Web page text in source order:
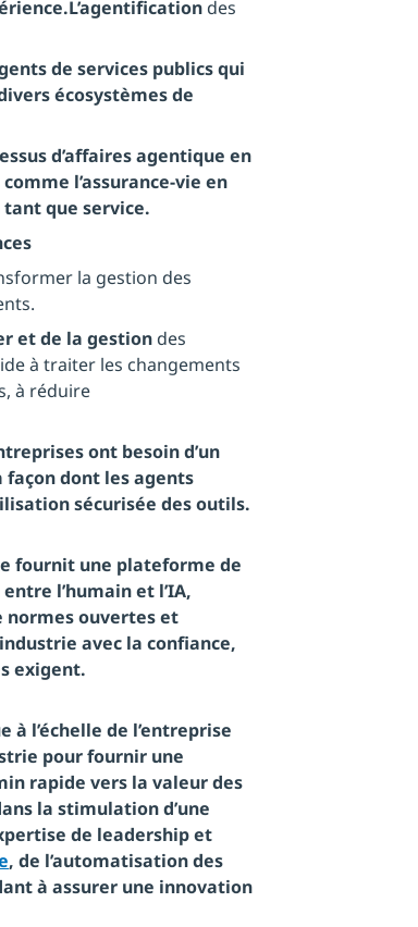
des
de services publics qui
écosystèmes de
d’affaires agentique en
l’assurance-vie en
que service.
la gestion des
et de la gestion des
à traiter les changements
à réduire
ont besoin d’un
dont les agents
sécurisée des outils.
fournit une plateforme de
l’humain et l’IA,
normes ouvertes et
avec la confiance,
exigent.
l’échelle de l’entreprise
pour fournir une
rapide vers la valeur des
la stimulation d’une
de leadership et
, de l’automatisation des
à assurer une innovation